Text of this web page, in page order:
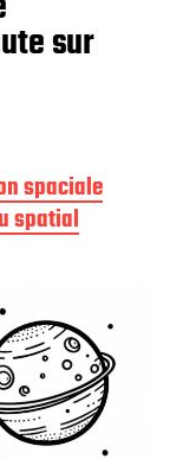
sur
spaciale
spatial